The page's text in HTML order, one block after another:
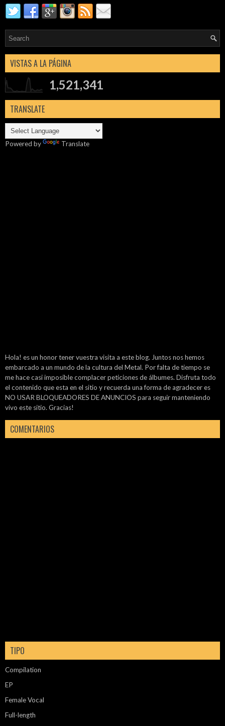
VISTAS A LA PÁGINA
1,521,341
TRANSLATE
Powered by Translate
Hola! es un honor tener vuestra visita a este blog. Juntos nos hemos
embarcado a un mundo de la cultura del Metal. Por falta de tiempo se
me hace casi imposible complacer peticiones de álbumes. Disfruta todo
el contenido que esta en el sitio y recuerda una forma de agradecer es
NO USAR BLOQUEADORES DE ANUNCIOS para seguir manteniendo
vivo este sitio. Gracias!
COMENTARIOS
TIPO
Compilation
EP
Female Vocal
Full-length